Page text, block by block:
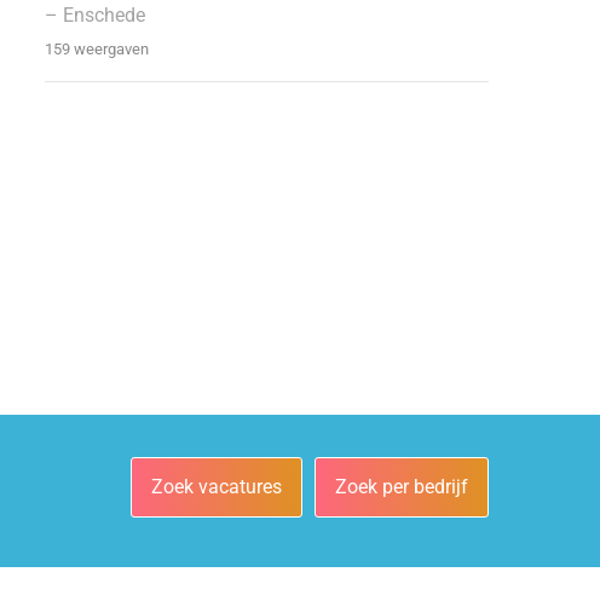
– Enschede
159 weergaven
Zoek vacatures Zoek per bedrijf